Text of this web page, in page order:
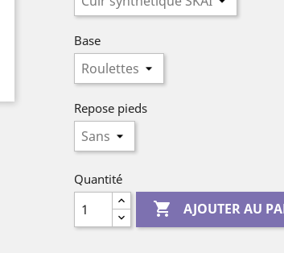
Base
Repose pieds
Quantité
 AJOUTER AU